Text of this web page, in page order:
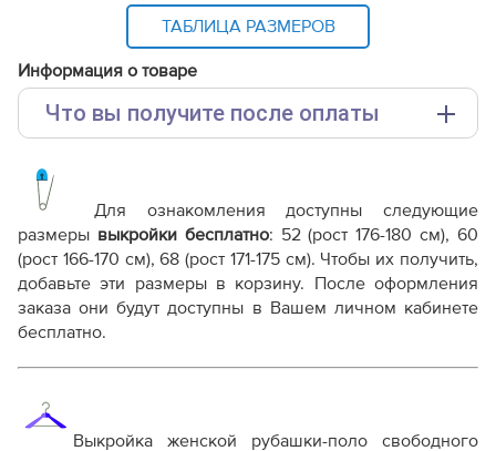
ТАБЛИЦА РАЗМЕРОВ
Информация о товаре
Что вы получите после оплаты
Выкройка PDF для печати на принтере A4 или
плоттере A0 с шириной печати 810мм в зависимости
от выбора формата
Инструкция-рубашка-Лучия987.pdf
Дополнительные файлы:
Терминология ВТО
Как распечатывать выкройки
Как скорректировать готовую выкройку по росту
Для ознакомления доступны следующие
размеры выкройки бесплатно: 52 (рост 176-180 см), 60
(рост 166-170 см), 68 (рост 171-175 см). Чтобы их получить,
добавьте эти размеры в корзину. После оформления
заказа они будут доступны в Вашем личном кабинете
бесплатно.
Выкройка женской рубашки-поло свободного